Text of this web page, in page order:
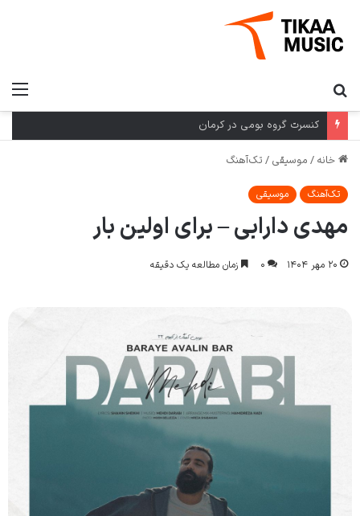
کنسرت گروه بومی در کرمان
خانه / موسیقی / تک‌آهنگ
تک‌آهنگ موسیقی
مهدی دارابی – برای اولین بار
۲۰ مهر ۱۴۰۴ ۰ زمان مطالعه یک دقیقه